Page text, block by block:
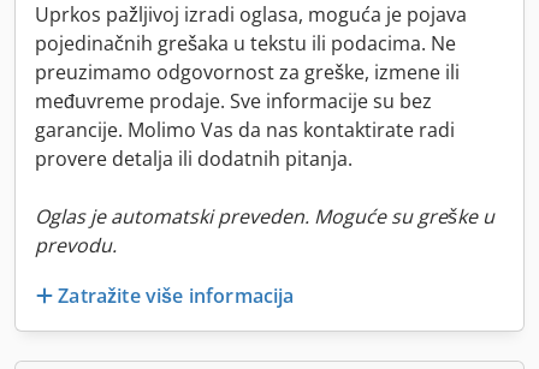
Uprkos pažljivoj izradi oglasa, moguća je pojava
pojedinačnih grešaka u tekstu ili podacima. Ne
preuzimamo odgovornost za greške, izmene ili
međuvreme prodaje. Sve informacije su bez
garancije. Molimo Vas da nas kontaktirate radi
provere detalja ili dodatnih pitanja.
Oglas je automatski preveden. Moguće su greške u
prevodu.
Zatražite više informacija